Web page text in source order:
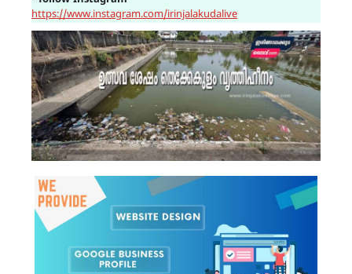
https://www.instagram.com/irinjalakudalive